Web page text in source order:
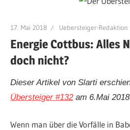
17. Mai 2018 Uebersteiger-Redaktion
Energie Cottbus: Alles
doch nicht?
Dieser Artikel von Slarti
Übersteiger #132am 6.Mai
Wenn man über die Vorfälle in